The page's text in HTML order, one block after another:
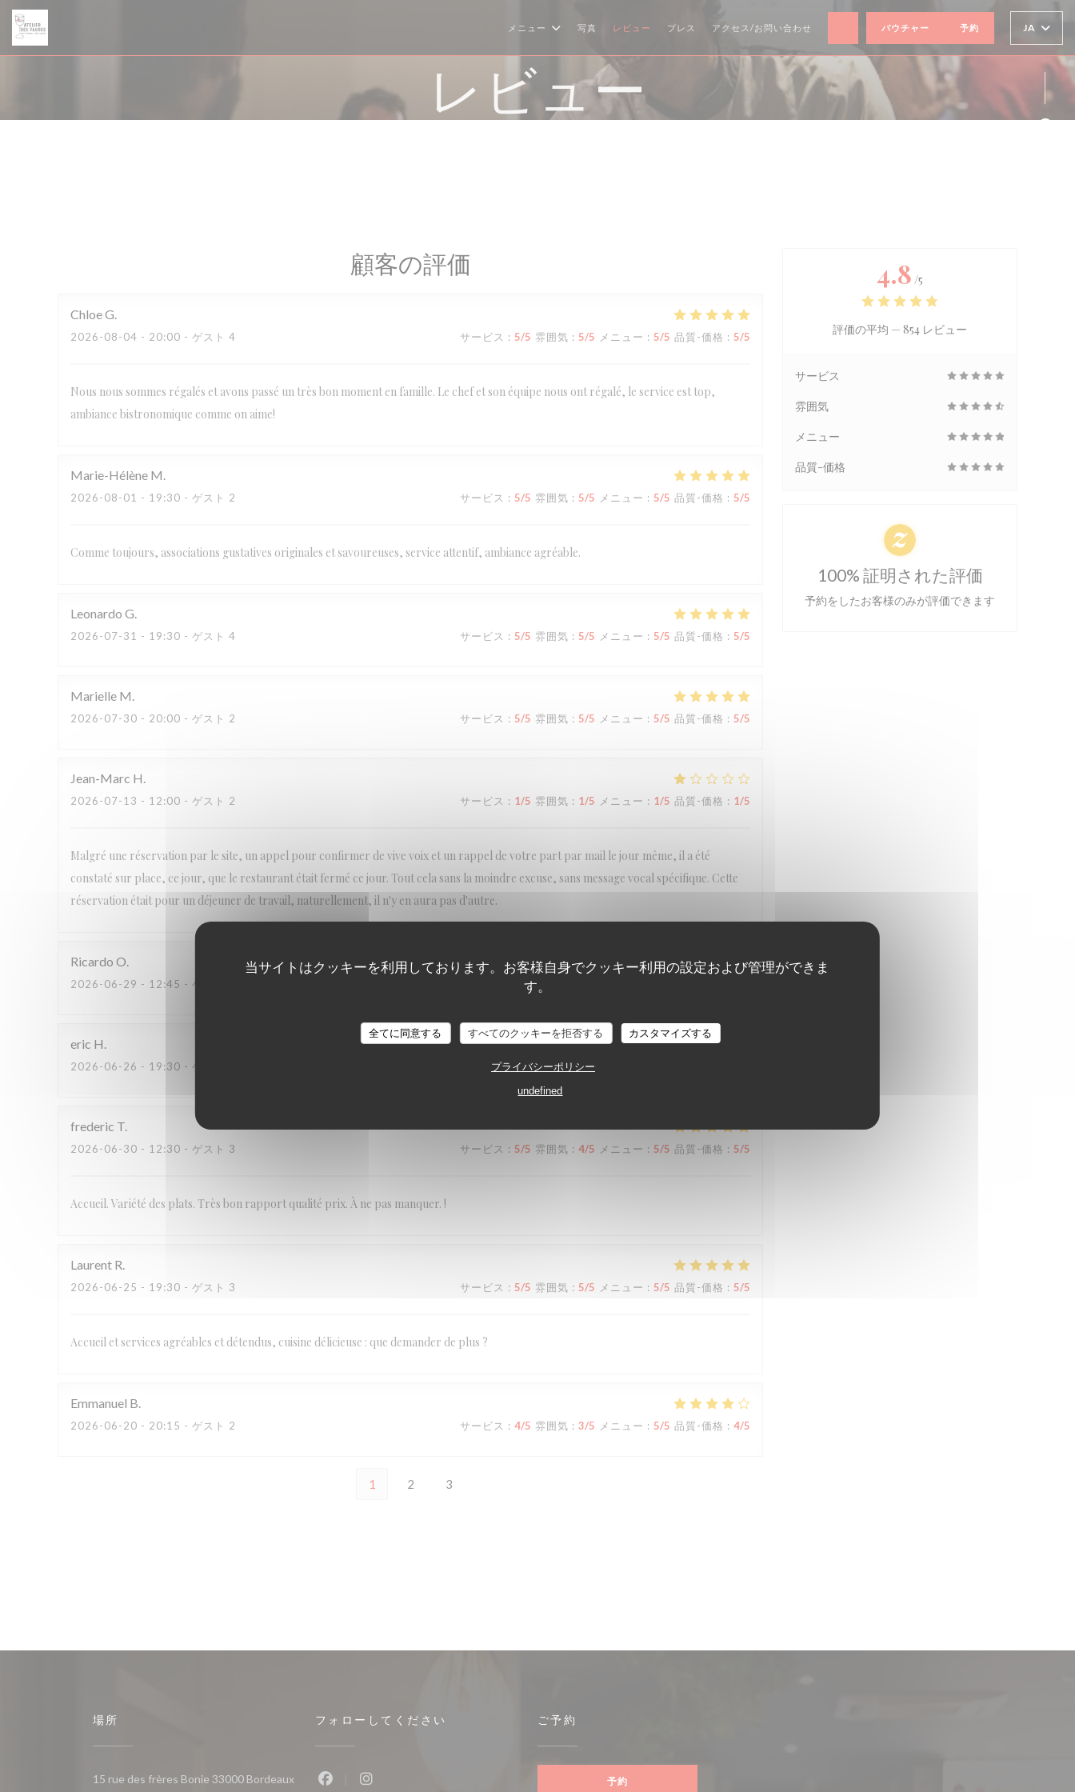
クッキー利用の管理について
当サイトはクッキーを利用しております。お客様自身でクッキー利用の設定および管理ができま
す。
全てに同意する すべてのクッキーを拒否する カスタマイズする
プライバシーポリシー
undefined
メニュー 写真 レビュー プレス ((新しいウィンドウで開きます))
アクセス/お問い合わせ 予約
バウチャー JA
レビュー
顧客の評価
ChloeG
2026-08-04 - 20:00 - ゲスト 4 サービス : 5/5 雰囲気 : 5/5 メニュー : 5/5 品質-価格 : 5/5
Nous nous sommes régalés et avons passé un très bon moment en famille. Le chef et son équipe nous ont régalé, le service est top,
ambiance bistronomique comme on aime!
Marie-Hélène M
2026-08-01 - 19:30 - ゲスト 2 サービス : 5/5 雰囲気 : 5/5 メニュー : 5/5 品質-価格 : 5/5
Comme toujours, associations gustatives originales et savoureuses, service attentif, ambiance agréable.
Leonardo G
2026-07-31 - 19:30 - ゲスト 4 サービス : 5/5 雰囲気 : 5/5 メニュー : 5/5 品質-価格 : 5/5
Marielle M
2026-07-30 - 20:00 - ゲスト 2 サービス : 5/5 雰囲気 : 5/5 メニュー : 5/5 品質-価格 : 5/5
Jean-Marc H
2026-07-13 - 12:00 - ゲスト 2 サービス : 1/5 雰囲気 : 1/5 メニュー : 1/5 品質-価格 : 1/5
Malgré une réservation par le site, un appel pour confirmer de vive voix et un rappel de votre part par mail le jour même, il a été
constaté sur place, ce jour, que le restaurant était fermé ce jour. Tout cela sans la moindre excuse, sans message vocal spécifique. Cette
réservation était pour un déjeuner de travail, naturellement, il n'y en aura pas d'autre.
Ricardo O
2026-06-29 - 12:45 - ゲスト 2 /5 雰囲気
eric H
2026-06-26 - 19:30 - ゲスト 2 サービス: 5/5 雰囲気: 5/5
frederic T
2026-06-30 - 12:30 - ゲスト 3 サービス : 5/5 雰囲気 : 4/5 メニュー : 5/5 品質-価格 : 5/5
Accueil. Variété des plats. Très bon rapport qualité prix. À ne pas manquer. !
Laurent R
2026-06-25 - 19:30 - ゲスト 3 サービス : 5/5 雰囲気 : 5/5 メニュー : 5/5 品質-価格 : 5/5
Accueil et services agréables et détendus, cuisine délicieuse : que demander de plus ?
Emmanuel B
2026-06-20 - 20:15 - ゲスト 2 サービス : 4/5 雰囲気 : 3/5 メニュー : 5/5 品質-価格 : 4/5
1 2 3
4.8 /5
評価の平均 — 854 レビュー
サービス
雰囲気
メニュー
品質-価格
100% 証明された評価
予約をしたお客様のみが評価できます
場所
15 rue des frères Bonie 33000 Bordeaux((新しいウィンドウで開きます))
フォローしてください ご予約
予約